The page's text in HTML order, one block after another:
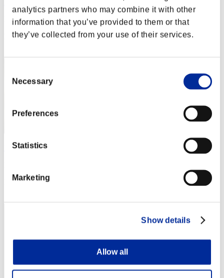
analytics partners who may combine it with other
information that you’ve provided to them or that
they’ve collected from your use of their services.
Selection
Necessary
Preferences
Statistics
Marketing
Show details
Allow all
Puntos:Lv:1/05'17"06
Posición
Baci Che Si Rubano
Posición